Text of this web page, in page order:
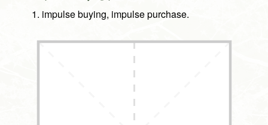
impulse buying, impulse purchase.